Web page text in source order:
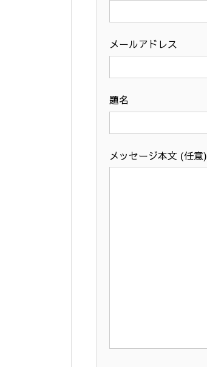
メールアドレス
題名
メッセージ本文 (任意)